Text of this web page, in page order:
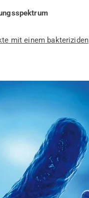
mit einem bakteriziden